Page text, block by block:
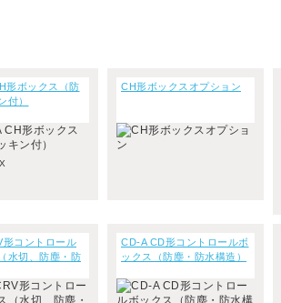
形ボックス（防
付）
CH形ボックスオプション
形コントロール
水切、防塵・防
CD-A CD形コントロールボ
ックス（防塵・防水構造）